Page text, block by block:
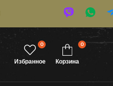
Избранное
0
Корзина
0